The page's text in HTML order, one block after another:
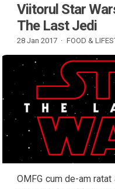
Viitorul Star
The Last Jedi
28 Jan 2017 · FOOD &
OMFG cum de-am